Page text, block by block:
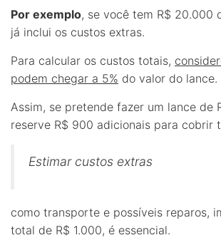
Por exemplo, se você tem R$ 20.000
já inclui os custos extras.
Para calcular os custos totais,
podem chegar a 5% do valor do lance.
Assim, se pretende fazer um lance de
reserve R$ 900 adicionais para cobrir
Estimar custos extras
como transporte e possíveis reparos,
total de R$ 1.000, é essencial.